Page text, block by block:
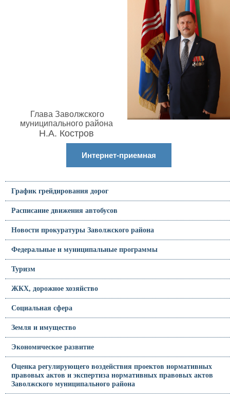
Глава Заволжского
муниципального района
Н.А. Костров
Интернет-приемная
График грейдирования дорог
Расписание движения автобусов
Новости прокуратуры Заволжского района
Федеральные и муниципальные программы
Туризм
ЖКХ, дорожное хозяйство
Социальная сфера
Земля и имущество
Экономическое развитие
Оценка регулирующего воздействия проектов нормативных
правовых актов и экспертиза нормативных правовых актов
Заволжского муниципального района